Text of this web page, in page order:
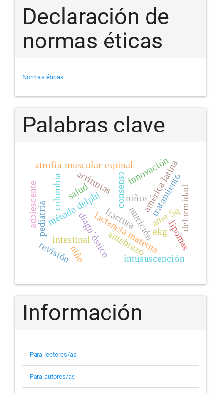
Declaración de
normas éticas
Normas éticas
Palabras clave
método delphi consenso
lactancia materna
nutriciónekg
niños
arritmias
atrofia muscular espinal
diagn´óstico
américa latina
ame 5q
intususcepción
intestinal
pediatría fractura deformidad
antebrazo
niño
adolescente
lipomas
tratamiento
revisión
colombia salud
innovación
Información
Para lectores/as
Para autores/as